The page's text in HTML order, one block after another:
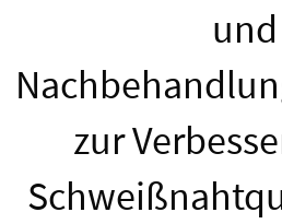
und
zur